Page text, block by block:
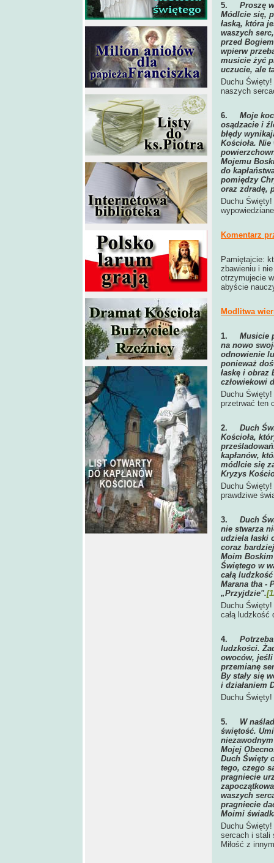
5. Proszę
Módlcie się,
łaską, która
waszych
przed
wpierw
musicie żyć
uczucie, ale
Duchu
naszych
6. Moje
osądzacie i
błędy
Kościoła.
Mojemu
do
pomiędzy
oraz zdradę,
Duchu
Komentarz
Pamiętajcie:
zbawieniu i
otrzymujecie
abyście
Modlitwa
1. Musicie
na nowo
odnowienie
ponieważ
łaskę i obraz
człowiekowi
Duchu
przetrwać ten
2. Duch
Kościoła,
kapłanów,
módlcie się
Kryzys
Duchu
prawdziwe
3. Duch
nie stwarza
udziela łaski
coraz
Moim Boskim
Świętego w
całą
Marana tha -
„Przyjdzie".
Duchu
całą ludzkość
4.
ludzkości.
owoców, jeśli
przemianę
By stały się
i działaniem
Duchu
5. W
świętość.
Mojej
Duch Święty
tego, czego
pragniecie
waszych
pragniecie
Moimi
Duchu
sercach i stali
Miłość z